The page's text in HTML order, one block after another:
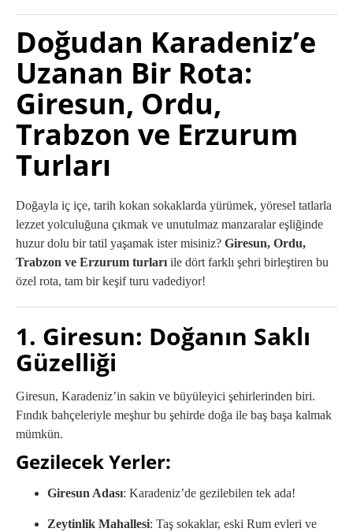
Doğudan Karadeniz’e
Uzanan Bir Rota:
Giresun, Ordu,
Trabzon ve Erzurum
Turları
Doğayla iç içe, tarih kokan sokaklarda yürümek, yöresel tatlarla
lezzet yolculuğuna çıkmak ve unutulmaz manzaralar eşliğinde
huzur dolu bir tatil yaşamak ister misiniz? Giresun, Ordu,
Trabzon ve Erzurum turları ile dört farklı şehri birleştiren bu
özel rota, tam bir keşif turu vadediyor!
1. Giresun: Doğanın Saklı
Güzelliği
Giresun, Karadeniz’in sakin ve büyüleyici şehirlerinden biri.
Fındık bahçeleriyle meşhur bu şehirde doğa ile baş başa kalmak
mümkün.
Gezilecek Yerler:
Giresun Adası: Karadeniz’de gezilebilen tek ada!
Zeytinlik Mahallesi: Taş sokaklar, eski Rum evleri ve